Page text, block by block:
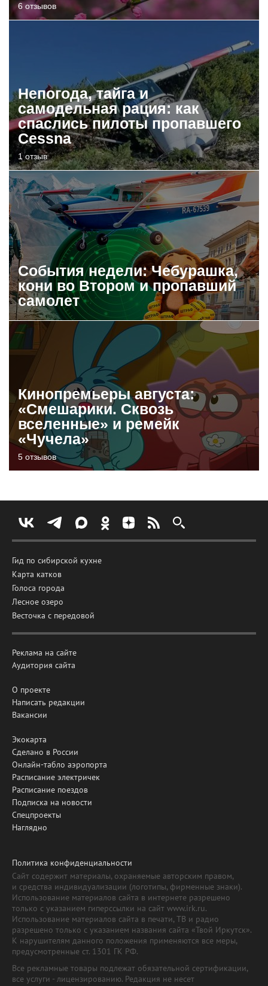
6 отзывов
Непогода, тайга и
самодельная рация: как
спаслись пилоты пропавшего
Cessna
1 отзыв
События недели: Чебурашка,
кони во Втором и пропавший
самолет
Кинопремьеры августа:
«Смешарики. Сквозь
вселенные» и ремейк
«Чучела»
5 отзывов
Гид по сибирской кухне
Карта катков
Голоса города
Лесное озеро
Весточка с передовой
Реклама на сайте
Аудитория сайта
О проекте
Написать редакции
Вакансии
Экокарта
Сделано в России
Онлайн-табло аэропорта
Расписание электричек
Расписание поездов
Подписка на новости
Спецпроекты
Наглядно
Политика конфиденциальности
Сайт содержит материалы, охраняемые авторским правом,
и средства индивидуализации (логотипы, фирменные знаки).
Использование материалов сайта в интернете разрешено
только с указанием гиперссылки на сайт www.irk.ru.
Использование материалов сайта в печати, ТВ и радио
разрешено только с указанием названия сайта «Твой Иркутск».
К нарушителям данного положения применяются все меры,
предусмотренные ст. 1301 ГК РФ.
Все рекламные товары подлежат обязательной сертификации,
все услуги - лицензированию. Редакция не несет